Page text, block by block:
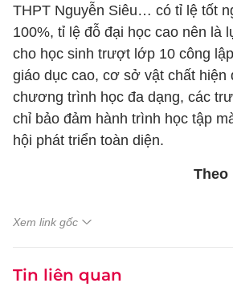
THPT Nguyễn Siêu… có tỉ lệ tốt
100%, tỉ lệ đỗ đại học cao nên là
cho học sinh trượt lớp 10 công
giáo dục cao, cơ sở vật chất hiện
chương trình học đa dạng, các
chỉ bảo đảm hành trình học tập
hội phát triển toàn diện.
Xem link gốc
Tin liên quan